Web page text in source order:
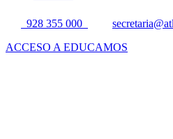
928 355 000
ACCESO A EDUCAMOS